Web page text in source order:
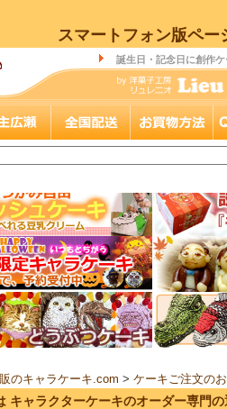
スマートフォン版ペー
誕生日・記念日に創作
のキャラケーキ.com > ケーキご注文の
キャラクターケーキのオーダー専門の